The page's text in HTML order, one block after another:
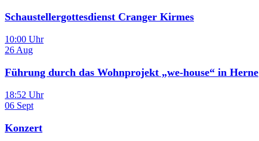
Schaustellergottesdienst Cranger Kirmes
10:00 Uhr
26 Aug
Führung durch das Wohnprojekt „we-house“ in Herne
18:52 Uhr
06 Sept
Konzert